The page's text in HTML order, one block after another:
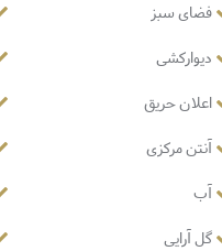
فضای سبز
دیوارکشی
اعلان حریق
آنتن مرکزی
آب
گل آرایی